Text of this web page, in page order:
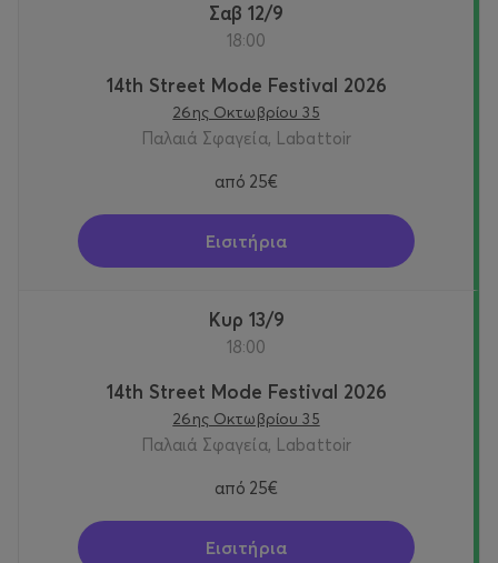
Σαβ 12/9
18:00
14th Street Mode Festival 2026
26ης Οκτωβρίου 35
Παλαιά Σφαγεία, Labattoir
από 25€
Εισιτήρια
Κυρ 13/9
18:00
14th Street Mode Festival 2026
26ης Οκτωβρίου 35
Παλαιά Σφαγεία, Labattoir
από 25€
Εισιτήρια